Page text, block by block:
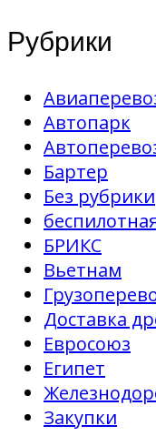
Рубрики
Автопарк
Бартер
Без рубрики
БРИКС
Вьетнам
Доставка
Евросоюз
Египет
Закупки